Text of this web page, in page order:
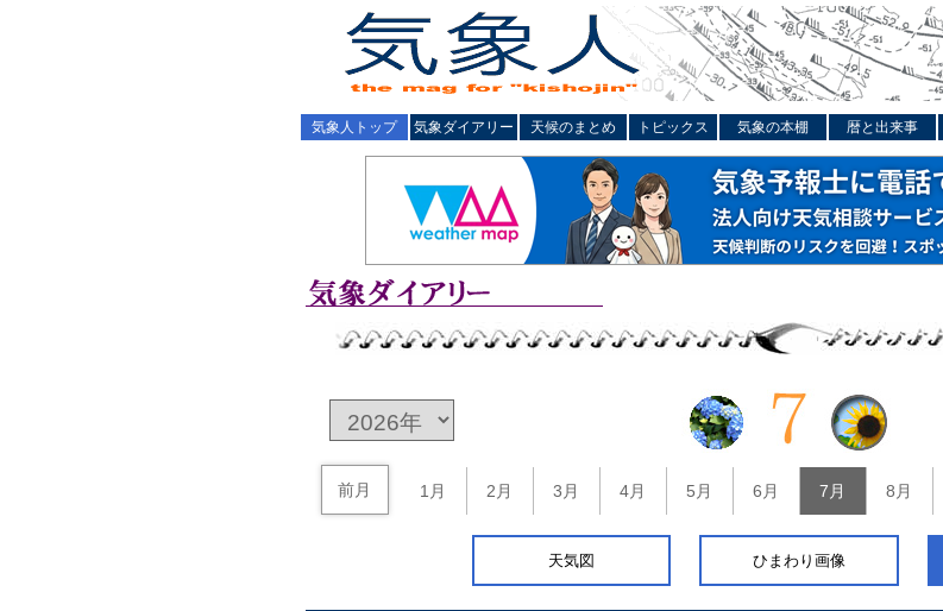
気象人トップ 気象ダイアリー 天候のまとめ トピックス 気象の本棚 暦と出来事
前月 1月 2月 3月 4月 5月 6月 7月 8月
天気図 ひまわり画像